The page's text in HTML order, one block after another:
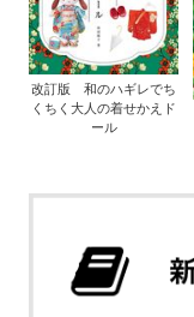
改訂版 和のハギレでち
くちく大人の着せかえド
ール